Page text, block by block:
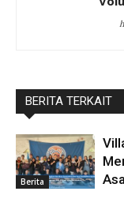
BERITA TERKAIT
Berita